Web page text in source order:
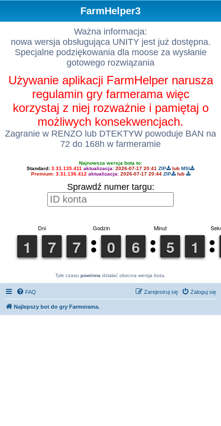
FarmHelper3
Ważna informacja:
nowa wersja obsługująca UNITY jest już dostępna.
Specjalne podziękowania dla moose za wysłanie
gotowego rozwiązania
Używanie aplikacji FarmHelper narusza
regulamin gry farmerama więc
korzystaj z niej rozważnie i pamiętaj o
możliwych konsekwencjach.
Zagranie w RENZO lub DTEKTYW powoduje BAN na
72 do 168h w farmeramie
Najnowsza wersja bota to:
Standard: 3.31.135.411 aktualizacja: 2026-07-17 20:41 ZIP lub MSI
Premium: 3.31.136.412 aktualizacja: 2026-07-17 20:44 ZIP lub
Sprawdź numer targu:
Tyle czasu powinna działać obecna wersja bota.
FAQ Zaloguj się
Zarejestruj się
Najlepszy bot do gry Farmerama.